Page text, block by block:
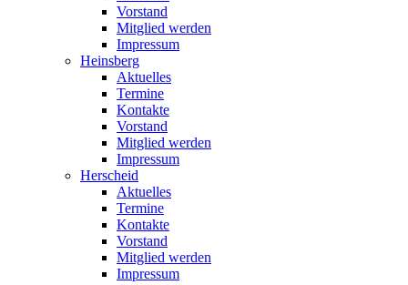
Vorstand
Mitglied werden
Impressum
Heinsberg
Aktuelles
Termine
Kontakte
Vorstand
Mitglied werden
Impressum
Herscheid
Aktuelles
Termine
Kontakte
Vorstand
Mitglied werden
Impressum